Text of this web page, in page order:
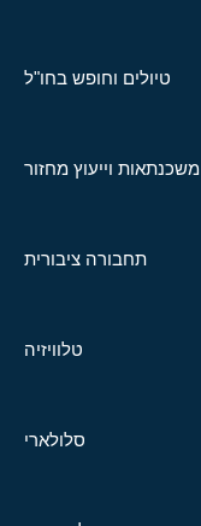
טיולים וחופש בחו"ל
משכנתאות וייעוץ מחזור
תחבורה ציבורית
טלוויזיה
סלולארי